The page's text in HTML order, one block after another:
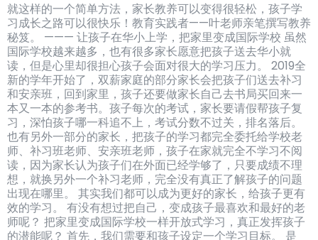
就这样的一个简单方法，家长教养可以变得很轻松，孩子学
习成长之路可以很快乐！教育实践者——叶老师亲笔撰写教养
秘笈。 ——— 让孩子在华小上学，把家里变成国际学校 虽然
国际学校越来越多，也有很多家长愿意把孩子送去华小就
读，但是心里却很担心孩子会面对很大的学习压力。 2019全
新的学年开始了，双薪家庭的部分家长会把孩子们送去补习
和安亲班，回到家里，孩子还要做家长自己去书局买回来一
本又一本的参考书。孩子每次的考试，家长要请假帮孩子复
习，深怕孩子哪一科追不上，考试分数不过关，排名落后。
也有另外一部分的家长，把孩子的学习都完全委托给学校老
师、补习班老师、安亲班老师，孩子在家就完全不学习不阅
读，因为家长认为孩子们在外面已经学够了，只要成绩不理
想，就换另外一个补习老师，完全没有真正了解孩子的问题
出现在哪里。 其实我们都可以成为更好的家长，给孩子更有
效的学习。 有没有想过把自己，变成孩子最喜欢和最好的老
师呢？ 把家里变成国际学校一样开放式学习，真正发挥孩子
的潜能呢？ 首先，我们需要和孩子设定一个学习目标。 是